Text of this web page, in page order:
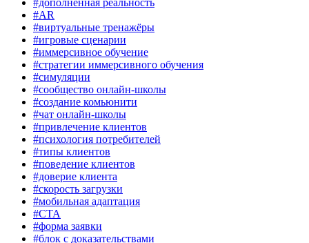
#дополненная реальность
#AR
#виртуальные тренажёры
#игровые сценарии
#иммерсивное обучение
#стратегии иммерсивного обучения
#симуляции
#сообщество онлайн-школы
#создание комьюнити
#чат онлайн-школы
#привлечение клиентов
#психология потребителей
#типы клиентов
#поведение клиентов
#доверие клиента
#скорость загрузки
#мобильная адаптация
#CTA
#форма заявки
#блок с доказательствами